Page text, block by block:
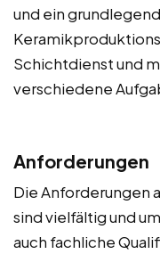
und ein
Schichtdienst und
verschiedene
Anforderungen
Die Anforderungen
sind vielfältig und
auch fachliche